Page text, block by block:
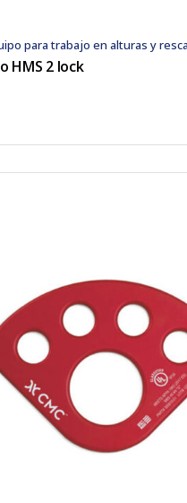
para trabajo en alturas y
HMS 2 lock